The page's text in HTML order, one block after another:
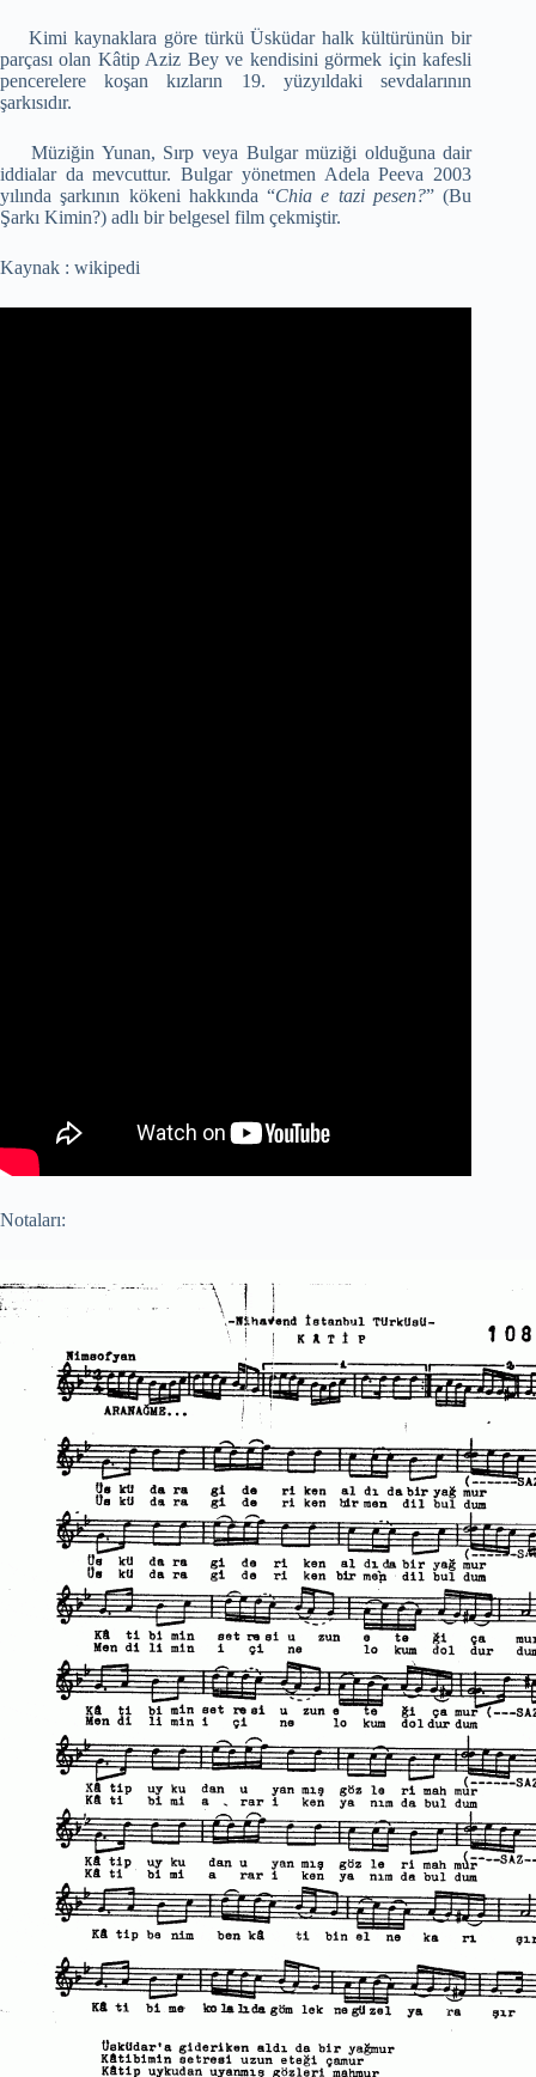
Kimi kaynaklara göre türkü Üsküdar halk kültürünün bir
parçası olan Kâtip Aziz Bey ve kendisini görmek için kafesli
pencerelere koşan kızların 19. yüzyıldaki sevdalarının
şarkısıdır.
Müziğin Yunan, Sırp veya Bulgar müziği olduğuna dair
iddialar da mevcuttur. Bulgar yönetmen Adela Peeva 2003
yılında şarkının kökeni hakkında “Chia e tazi pesen?” (Bu
Şarkı Kimin?) adlı bir belgesel film çekmiştir.
Kaynak : wikipedi
Notaları: